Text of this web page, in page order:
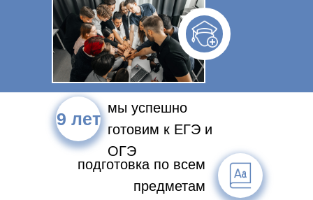
мы успешно
готовим к ЕГЭ и
ОГЭ
9 лет
подготовка по всем
предметам